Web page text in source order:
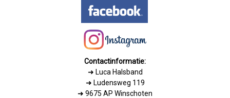
Contactinformatie:
➜ Luca Halsband
➜ Ludensweg 119
➜ 9675 AP Winschoten